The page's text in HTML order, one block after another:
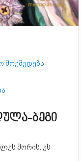
მოქმედება
ბეგი
შორის. ეს